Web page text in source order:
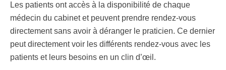
Les patients ont accès à la disponibilité de chaque
médecin du cabinet et peuvent prendre rendez-vous
directement sans avoir à déranger le praticien. Ce dernier
peut directement voir les différents rendez-vous avec les
patients et leurs besoins en un clin d’œil.